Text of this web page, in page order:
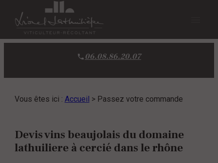
06.08.86.20.07
Vous êtes ici : Accueil > Passez votre commande
Devis vins beaujolais du domaine
lathuiliere à cercié dans le rhône